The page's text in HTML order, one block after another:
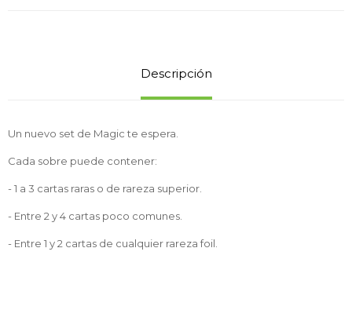
Descripción
Un nuevo set de Magic te espera.
Cada sobre puede contener:
- 1 a 3 cartas raras o de rareza superior.
- Entre 2 y 4 cartas poco comunes.
- Entre 1 y 2 cartas de cualquier rareza foil.